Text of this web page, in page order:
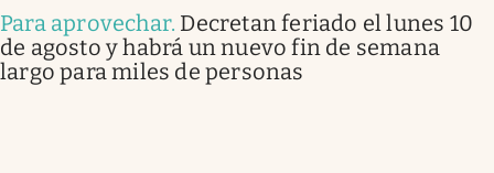
Para aprovechar. Decretan feriado el lunes 10
de agosto y habrá un nuevo fin de semana
largo para miles de personas